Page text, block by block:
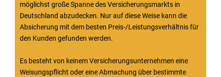
möglichst große Spanne des Versicherungsmarkts in
Deutschland abzudecken. Nur auf diese Weise kann die
Absicherung mit dem besten Preis-/Leistungsverhältnis für
den Kunden gefunden werden.
Es besteht von keinem Versicherungsunternehmen eine
Weisungspflicht oder eine Abmachung über bestimmte